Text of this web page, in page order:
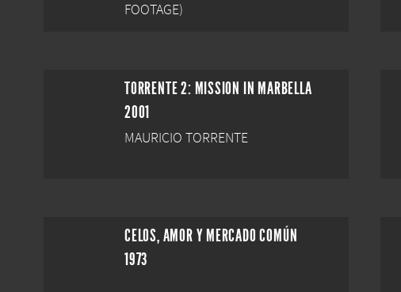
FOOTAGE)
TORRENTE 2: MISSION IN MARBELLA
2001
MAURICIO TORRENTE
CELOS, AMOR Y MERCADO COMÚN
1973